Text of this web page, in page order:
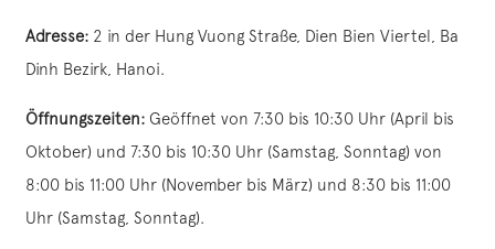
Adresse: 2 in der Hung Vuong Straße, Dien Bien Viertel, Ba
Dinh Bezirk, Hanoi.
Öffnungszeiten: Geöffnet von 7:30 bis 10:30 Uhr (April bis
Oktober) und 7:30 bis 10:30 Uhr (Samstag, Sonntag) von
8:00 bis 11:00 Uhr (November bis März) und 8:30 bis 11:00
Uhr (Samstag, Sonntag).